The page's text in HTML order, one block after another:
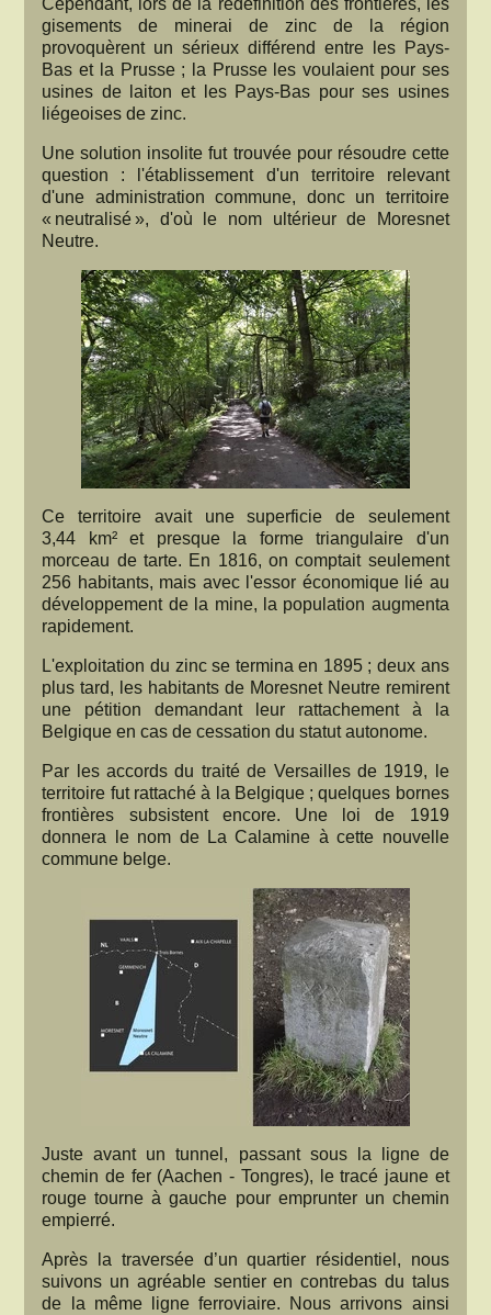
Cependant, lors de la redéfinition des frontières, les
gisements de minerai de zinc de la région
provoquèrent un sérieux différend entre les Pays-
Bas et la Prusse ; la Prusse les voulaient pour ses
usines de laiton et les Pays-Bas pour ses usines
liégeoises de zinc.
Une solution insolite fut trouvée pour résoudre cette
question : l'établissement d'un territoire relevant
d'une administration commune, donc un territoire
« neutralisé », d'où le nom ultérieur de Moresnet
Neutre.
Ce territoire avait une superficie de seulement
3,44 km² et presque la forme triangulaire d'un
morceau de tarte. En 1816, on comptait seulement
256 habitants, mais avec l'essor économique lié au
développement de la mine, la population augmenta
rapidement.
L'exploitation du zinc se termina en 1895 ; deux ans
plus tard, les habitants de Moresnet Neutre remirent
une pétition demandant leur rattachement à la
Belgique en cas de cessation du statut autonome.
Par les accords du traité de Versailles de 1919, le
territoire fut rattaché à la Belgique ; quelques bornes
frontières subsistent encore. Une loi de 1919
donnera le nom de La Calamine à cette nouvelle
commune belge.
Juste avant un tunnel, passant sous la ligne de
chemin de fer (Aachen - Tongres), le tracé jaune et
rouge tourne à gauche pour emprunter un chemin
empierré.
Après la traversée d’un quartier résidentiel, nous
suivons un agréable sentier en contrebas du talus
de la même ligne ferroviaire. Nous arrivons ainsi